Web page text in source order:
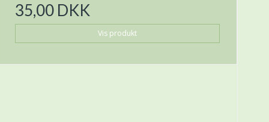
35,00 DKK
Vis produkt